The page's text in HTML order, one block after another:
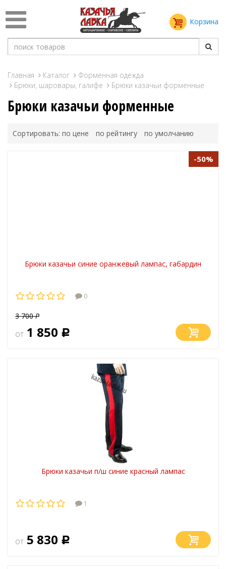
Корзина
Главная Каталог
Форменная одежда
Брюки, шаровары, галифе
Брюки казачьи форменные
Брюки казачьи форменные
Сортировать: по цене по рейтингу по умолчанию
Брюки казачьи синие оранжевый лампас, габардин
0
3 700Р
от 1 850 Р
-50%
Брюки казачьи п/ш синие красный лампас
1
от 5 830 Р